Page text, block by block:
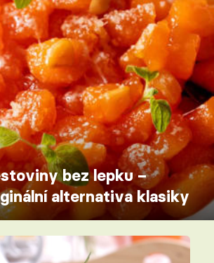
bez lepku –
alternativa klasiky